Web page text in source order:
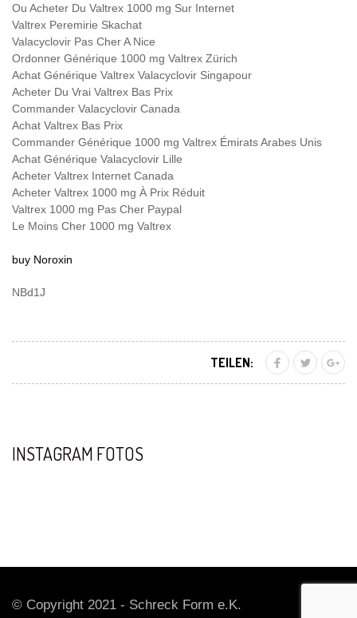
Ou Acheter Du Valtrex 1000 mg Sur Internet
Valtrex Peremirie Skachat
Valacyclovir Pas Cher A Nice
Ordonner Générique 1000 mg Valtrex Zürich
Achat Générique Valtrex Valacyclovir Singapour
Acheter Du Vrai Valtrex Bas Prix
Commander Valacyclovir Canada
Achat Valtrex Bas Prix
Commander Générique 1000 mg Valtrex Émirats Arabes Unis
Achat Générique Valacyclovir Lille
Acheter Valtrex Internet Canada
Acheter Valtrex 1000 mg À Prix Réduit
Valtrex 1000 mg Pas Cher Paypal
Le Moins Cher 1000 mg Valtrex
buy Noroxin
NBd1J
TEILEN:
INSTAGRAM FOTOS
© Copyright 2021 - Schreck Form e.K.